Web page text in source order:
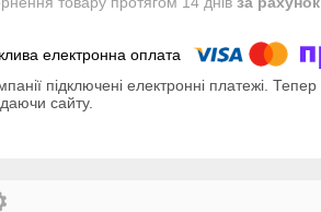
підключені електронні платежі.
сайту.